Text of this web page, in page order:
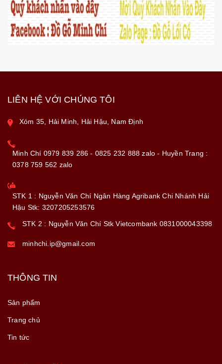
LIÊN HỆ VỚI CHÚNG TÔI
Xóm 35, Hải Minh, Hải Hậu, Nam Định
Minh Chí 0979 839 286 - 0825 232 888 zalo - Huyền Trang :
0378 759 562 zalo
STK 1 : Nguyễn Văn Chí Ngân Hàng Agribank Chi Nhánh Hải
Hậu Stk: 3207205253576
STK 2 : Nguyễn Văn Chí Stk Vietcombank 0831000043398
minhchi.ip@gmail.com
THÔNG TIN
Sản phẩm
Trang chủ
Tin tức